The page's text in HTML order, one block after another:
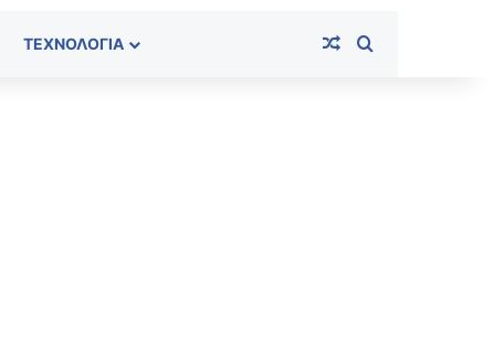
ΤΕΧΝΟΛΟΓΊΑ Random Article